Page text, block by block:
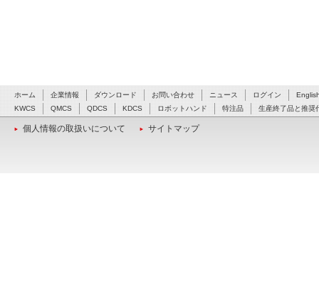
ホーム 企業情報 ダウンロード お問い合わせ ニュース ログイン
KWCS
QMCS QDCS KDCS ロボットハンド 特注品 生産終了品と推奨
個人情報の取扱いについて サイトマップ